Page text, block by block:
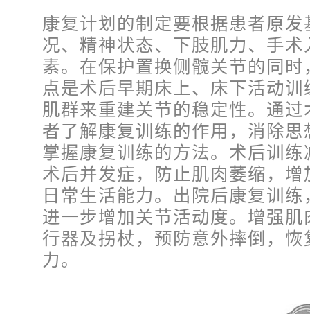
康复计划的制定要根据患者原
况、精神状态、下肢肌力、手
素。在保护置换侧髋关节的同
点是术后早期床上、床下活动
肌群来重建关节的稳定性。通
者了解康复训练的作用，消除
掌握康复训练的方法。术后训
术后并发症，防止肌肉萎缩，
日常生活能力。出院后康复训
进一步增加关节活动度。增强
行器及拐杖，预防意外摔倒，
力。